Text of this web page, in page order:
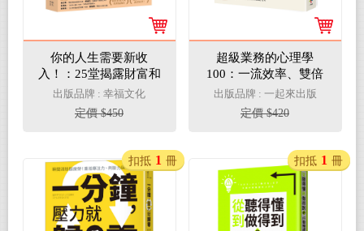
你的人生需要新收
入！：25堂揭露財富和
人生真相的商業洞察
課，用51分的勇氣，專
心快樂發展自己！
出版品牌 : 幸福文化
定價 $450
超級業務的心理學
100：一流效率、雙倍
好人緣到三級跳的業績
獎金，低調掌握心理學
全方位升級你的競爭力
出版品牌 : 一起來出版
定價 $420
扣抵 1 冊 扣抵 1 冊